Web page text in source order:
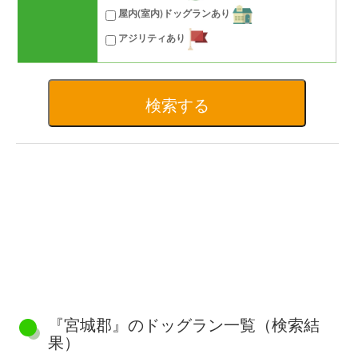
屋内(室内)ドッグランあり
アジリティあり
『宮城郡』のドッグラン一覧（検索結
果）